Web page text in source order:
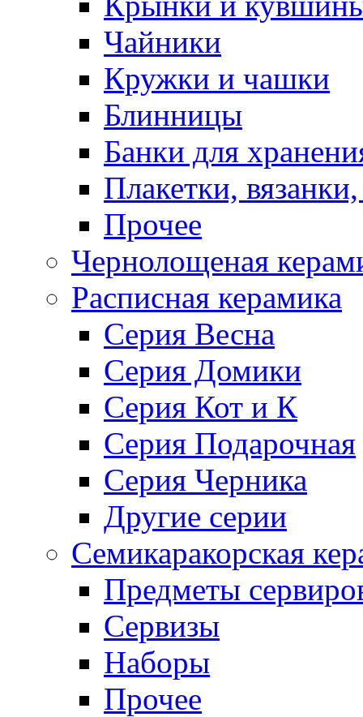
Чайники
Кружки и чашки
Блинницы
Банки для
Плакетки,
Прочее
Чернолощеная
Расписная керамика
Серия Весна
Серия Домики
Серия Кот и К
Серия Подарочная
Серия Черника
Другие серии
Семикаракорская
Предметы
Сервизы
Наборы
Прочее